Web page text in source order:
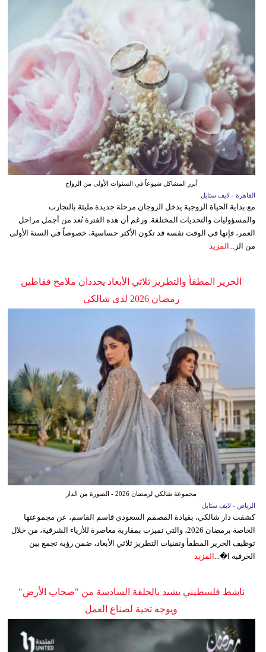
أبرز المشاكل شيوعاً في السنوات الأولى من الزواج
القاهرة - لايف ستايل
مع بداية الحياة الزوجية يدخل الزوجان مرحلة جديدة مليئة بالتجارب
والمسؤوليات والتحديات المختلفة. ورغم أن هذه الفترة تُعد من أجمل مراحل
العمر، فإنها في الوقت نفسه قد تكون الأكثر حساسية، خصوصاً في السنة الأولى
من الز...
المزيد
الحرير المطفأ والتطريز ثلاثي الأبعاد يحددان ملامح قفاطين
رمضان 2026 لدى شالكي
مجموعة شالكي لرمضان 2026 - الصورة من الدار
الرياض - لايف ستايل
كشفت دار شالكي، بقيادة المصمم السعودي قاسم القاسم، عن مجموعتها
الخاصة برمضان 2026، والتي تميزت بمقاربة معاصرة للأزياء الشرقية، من خلال
توظيف الحرير المطفأ وتقنيات التطريز ثلاثي الأبعاد، ضمن رؤية تجمع بين
الحرفية ا�... المزيد
ناشط فلسطيني يشيد بالحلقة السادسة من "صحاب الأرض"
ويوجه تحية لصناع العمل